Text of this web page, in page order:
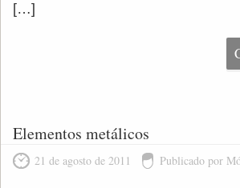
[…]
Elementos metálicos
21 de agosto de 2011 Publicado por